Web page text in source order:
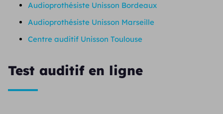
Audioprothésiste Unisson Bordeaux
Audioprothésiste Unisson Marseille
Centre auditif Unisson Toulouse
Test auditif en ligne